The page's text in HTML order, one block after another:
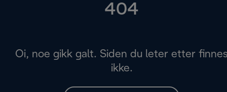
404
Oi, noe gikk galt. Siden du leter etter
ikke.